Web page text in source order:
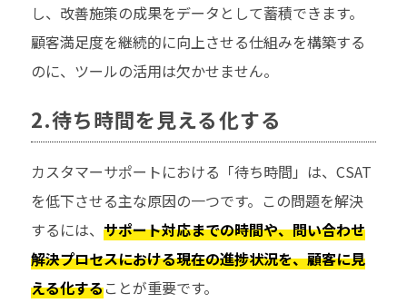
し、改善施策の成果をデータとして蓄積できます。
顧客満足度を継続的に向上させる仕組みを構築する
のに、ツールの活用は欠かせません。
2.待ち時間を見える化する
カスタマーサポートにおける「待ち時間」は、CSAT
を低下させる主な原因の一つです。この問題を解決
するには、 サポート対応までの時間や、問い合わせ
解決プロセスにおける現在の進捗状況を、顧客に見
える化することが重要です。